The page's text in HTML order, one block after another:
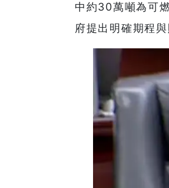
中約30萬噸為可
府提出明確期程